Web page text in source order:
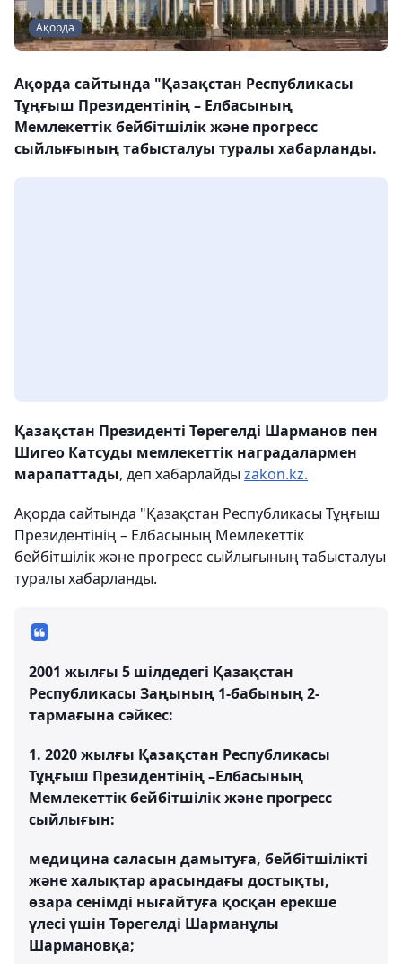
Ақорда
Ақорда сайтында "Қазақстан Республикасы
Тұңғыш Президентінің – Елбасының
Мемлекеттік бейбітшілік және прогресс
сыйлығының табысталуы туралы хабарланды.
Қазақстан Президенті Төрегелді Шарманов пен
Шигео Катсуды мемлекеттік наградалармен
марапаттады, деп хабарлайды zakon.kz.
Ақорда сайтында "Қазақстан Республикасы Тұңғыш
Президентінің – Елбасының Мемлекеттік
бейбітшілік және прогресс сыйлығының табысталуы
туралы хабарланды.
2001 жылғы 5 шілдедегі Қазақстан
Республикасы Заңының 1-бабының 2-
тармағына сәйкес:
1. 2020 жылғы Қазақстан Республикасы
Тұңғыш Президентінің –Елбасының
Мемлекеттік бейбітшілік және прогресс
сыйлығын:
медицина саласын дамытуға, бейбітшілікті
және халықтар арасындағы достықты,
өзара сенімді нығайтуға қосқан ерекше
үлесі үшін Төрегелді Шарманұлы
Шармановқа;